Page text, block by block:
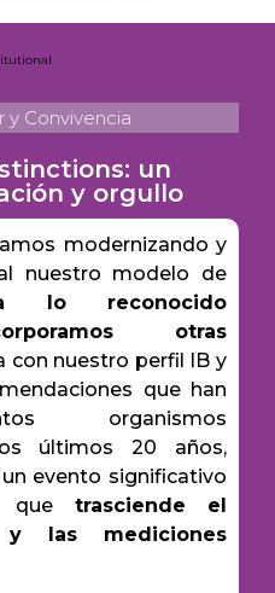
y Convivencia
un
y orgullo
modernizando y
nuestro modelo de
lo reconocido
otras
con nuestro perfil IB y
que han
organismos
últimos 20 años,
evento significativo
que trasciende el
las mediciones